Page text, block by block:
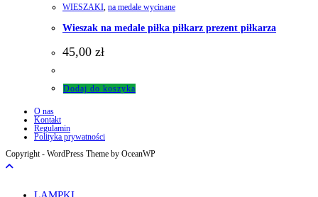
WIESZAKI na medale wycinane
Wieszak na medale piłka piłkarz prezent piłkarza
45,00 zł
Dodaj do koszyka
O nas
Kontakt
Regulamin
Polityka prywatności
Copyright - WordPress Theme by OceanWP
LAMPKI